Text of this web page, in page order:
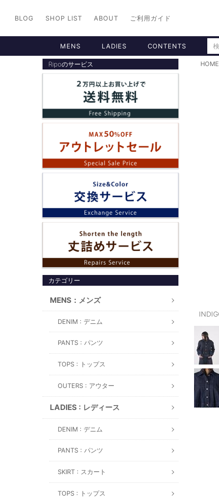
BLOG SHOP LIST ABOUT ご利用ガイド
MENS LADIES CONTENTS
Ripoのサービス
カテゴリー
MENS：メンズ
DENIM : デニム
PANTS : パンツ
TOPS : トップス
OUTERS : アウター
LADIES : レディース
DENIM : デニム
PANTS : パンツ
SKIRT : スカート
TOPS : トップス
HOME